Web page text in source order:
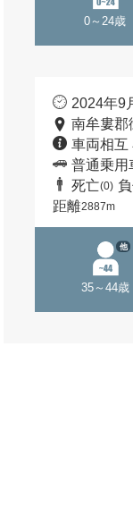
0～24歳
2024年9
南牟婁郡
車両相互
普通乗用
死亡(0)
距離2887m
35～44歳
他